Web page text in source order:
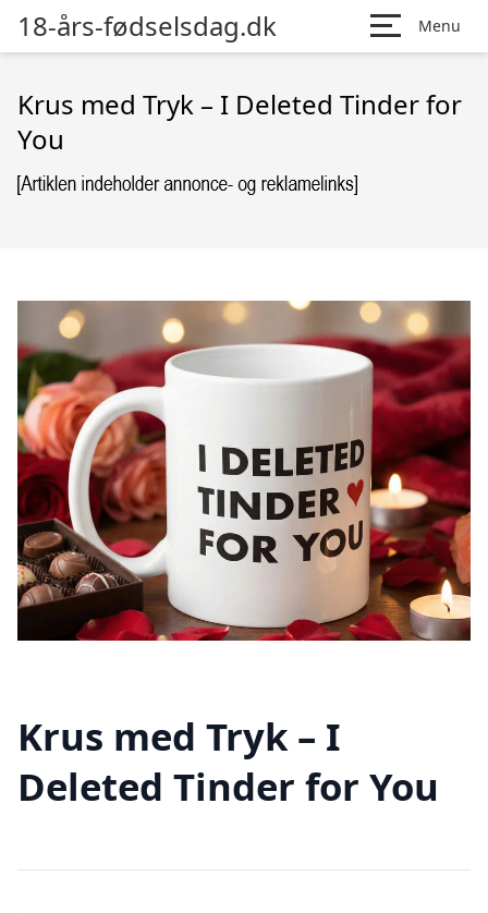
18-års-fødselsdag.dk Menu
Krus med Tryk – I Deleted Tinder for
You
Krus med Tryk – I
Deleted Tinder for You